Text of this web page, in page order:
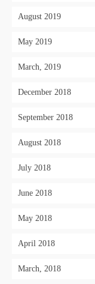
August 2019
May 2019
March, 2019
December 2018
September 2018
August 2018
July 2018
June 2018
May 2018
April 2018
March, 2018